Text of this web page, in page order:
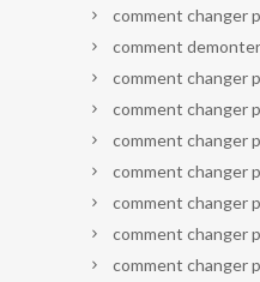
comment changer
comment
comment changer
comment changer
comment changer
comment changer
comment changer
comment changer
comment changer